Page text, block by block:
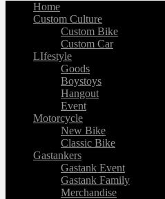
Home
Custom Culture
Custom Bike
Custom Car
LIfestyle
Goods
Boystoys
Hangout
Event
Motorcycle
New Bike
Classic Bike
Gastankers
Gastank Event
Gastank Family
Merchandise